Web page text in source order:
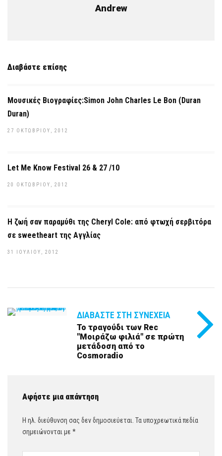
Andrew
Διαβάστε επίσης
Μουσικές Βιογραφίες:Simon John Charles Le Bon (Duran
Duran)
27 ΟΚΤΩΒΡΊΟΥ, 2012
Let Me Know Festival 26 & 27 /10
20 ΟΚΤΩΒΡΊΟΥ, 2012
Η ζωή σαν παραμύθι της Cheryl Cole: από φτωχή σερβιτόρα
σε sweetheart της Αγγλίας
31 ΙΟΥΛΊΟΥ, 2012
ΔΙΑΒΆΣΤΕ ΣΤΗ ΣΥΝΈΧΕΙΑ
Το τραγούδι των Rec
"Μοιράζω φιλιά" σε πρώτη
μετάδοση από το
Cosmoradio
Αφήστε μια απάντηση
Η ηλ. διεύθυνση σας δεν δημοσιεύεται. Τα υποχρεωτικά πεδία
σημειώνονται με *